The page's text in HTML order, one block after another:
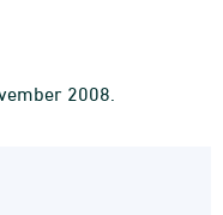
2008.